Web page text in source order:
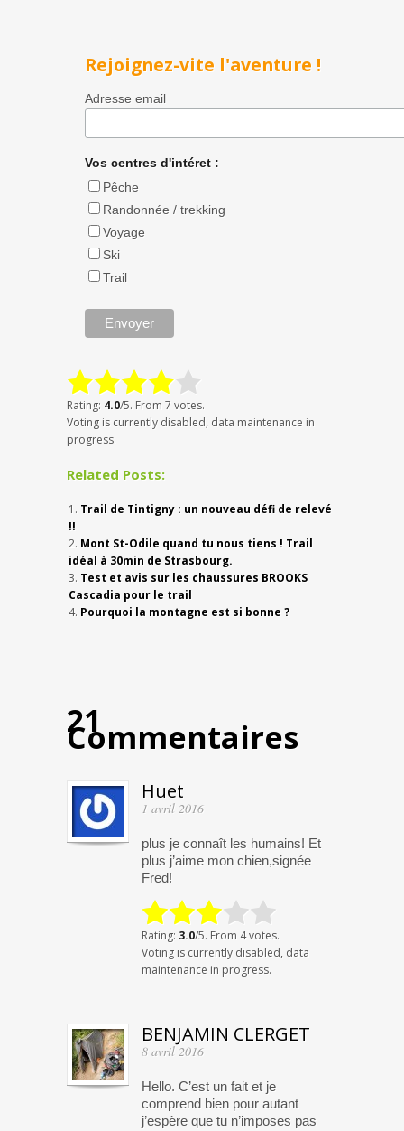
Rejoignez-vite l'aventure !
Adresse email
Vos centres d'intéret :
Pêche
Randonnée / trekking
Voyage
Ski
Trail
Rating: 4.0/5. From 7 votes.
Voting is currently disabled, data maintenance in
progress.
Related Posts:
Trail de Tintigny : un nouveau défi de relevé
!!
Mont St-Odile quand tu nous tiens ! Trail
idéal à 30min de Strasbourg.
Test et avis sur les chaussures BROOKS
Cascadia pour le trail
Pourquoi la montagne est si bonne ?
21
Commentaires
Huet
1 avril 2016
plus je connaît les humains! Et
plus j’aime mon chien,signée
Fred!
Rating: 3.0/5. From 4 votes.
Voting is currently disabled, data
maintenance in progress.
BENJAMIN CLERGET
8 avril 2016
Hello. C’est un fait et je
comprend bien pour autant
j’espère que tu n’imposes pas